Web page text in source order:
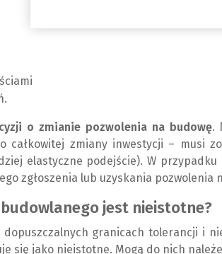
o zmianie pozwolenia na budowę.
zmiany inwestycji – musi
elastyczne podejście). W
zgłoszenia lub uzyskania pozwolenia
jest nieistotne?
granicach tolerancji i
się jako nieistotne. Mogą do nich